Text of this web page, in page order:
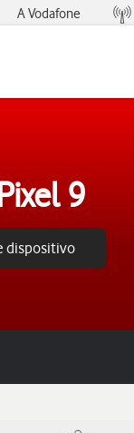
A Vodafone
9
dispositivo